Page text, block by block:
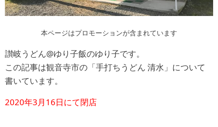
本ページはプロモーションが含まれています
讃岐うどん@ゆり子飯のゆり子です。
この記事は観音寺市の「手打ちうどん 清水」について
書いています。
2020年3月16日にて閉店